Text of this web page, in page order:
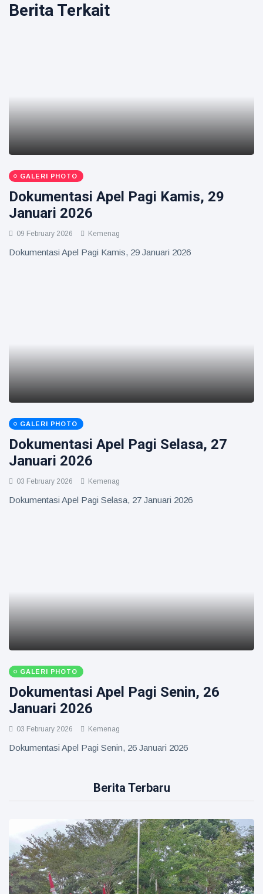
Berita Terkait
GALERI PHOTO
Dokumentasi Apel Pagi Kamis, 29
Januari 2026
09 February 2026 Kemenag
Dokumentasi Apel Pagi Kamis, 29 Januari 2026
GALERI PHOTO
Dokumentasi Apel Pagi Selasa, 27
Januari 2026
03 February 2026 Kemenag
Dokumentasi Apel Pagi Selasa, 27 Januari 2026
GALERI PHOTO
Dokumentasi Apel Pagi Senin, 26
Januari 2026
03 February 2026 Kemenag
Dokumentasi Apel Pagi Senin, 26 Januari 2026
Berita Terbaru